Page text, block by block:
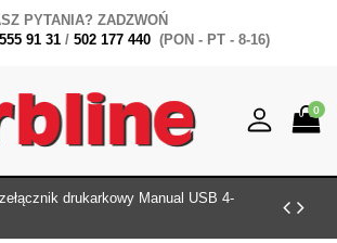
PYTANIA? ZADZWOŃ
91 31 / 502 177 440 (PON - PT - 8-16)
0
drukarkowy Manual USB 4-